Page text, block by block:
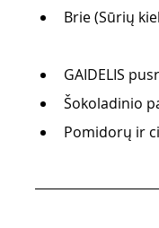
Brie (Sūrių
GAIDELIS
Šokoladinio
Pomidorų ir